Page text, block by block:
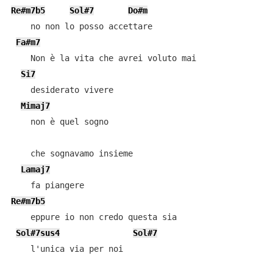
Re#m7b5
Sol#7
Do#m
    no non lo posso accettare
Fa#m7
    Non è la vita che avrei voluto mai
Si7
    desiderato vivere
Mimaj7
    non è quel sogno
    che sognavamo insieme
Lamaj7
    fa piangere
Re#m7b5
    eppure io non credo questa sia
Sol#7sus4
Sol#7
    l'unica via per noi